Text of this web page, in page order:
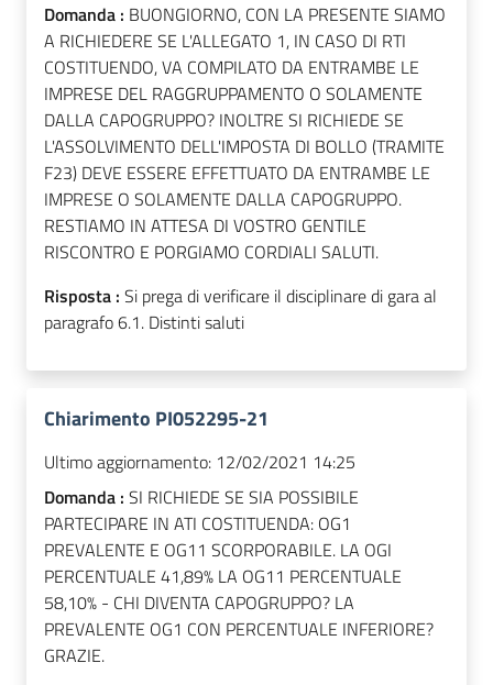
Domanda : BUONGIORNO, CON LA PRESENTE SIAMO
A RICHIEDERE SE L'ALLEGATO 1, IN CASO DI RTI
COSTITUENDO, VA COMPILATO DA ENTRAMBE LE
IMPRESE DEL RAGGRUPPAMENTO O SOLAMENTE
DALLA CAPOGRUPPO? INOLTRE SI RICHIEDE SE
L'ASSOLVIMENTO DELL'IMPOSTA DI BOLLO (TRAMITE
F23) DEVE ESSERE EFFETTUATO DA ENTRAMBE LE
IMPRESE O SOLAMENTE DALLA CAPOGRUPPO.
RESTIAMO IN ATTESA DI VOSTRO GENTILE
RISCONTRO E PORGIAMO CORDIALI SALUTI.
Risposta : Si prega di verificare il disciplinare di gara al
paragrafo 6.1. Distinti saluti
Chiarimento PI052295-21
Ultimo aggiornamento: 12/02/2021 14:25
Domanda : SI RICHIEDE SE SIA POSSIBILE
PARTECIPARE IN ATI COSTITUENDA: OG1
PREVALENTE E OG11 SCORPORABILE. LA OGI
PERCENTUALE 41,89% LA OG11 PERCENTUALE
58,10% - CHI DIVENTA CAPOGRUPPO? LA
PREVALENTE OG1 CON PERCENTUALE INFERIORE?
GRAZIE.